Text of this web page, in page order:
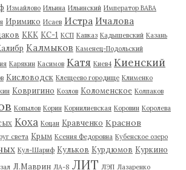
Измайлово Ильина Ильинский Император ВАВА
Иримико Исаев Истра Ичалова
ККК КС-1 КСП Кавказ Кадышевский Казань
Калмыков Каменец-Подольский
Карякин Касимов Катя Киев4 Киенский
Кисловодск Клещеево городище Клименко
Ковригино Козлов Коломенское Колпаков
Копылов Корин Корнилиевская Коровин Королева
Коха Коцан Кравченко Краснов
света Крым Ксения Федоровна Кубенское озеро
Кул-Шариф Кульков Курдюмов Куркино
Л.Маврин ЛА-8 ЛИТ ЛЭП Лазаренко